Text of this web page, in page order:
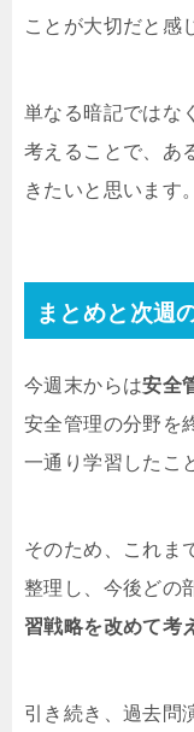
ことが大切だと感
単なる暗記ではな
考えることで、あ
きたいと思います。
まとめと次週
今週末からは安全
安全管理の分野を
一通り学習したこ
そのため、これま
整理し、今後どの
習戦略を改めて考
引き続き、過去問